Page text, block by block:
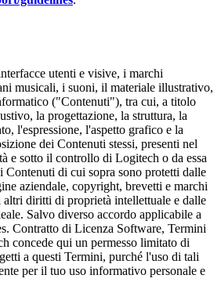
utenti e visive, i marchi
musicali, i suoni, il materiale illustrativo,
("Contenuti"), tra cui, a titolo
la progettazione, la struttura, la
l'espressione, l'aspetto grafico e la
dei Contenuti stessi, presenti nel
e sotto il controllo di Logitech o da essa
Contenuti di cui sopra sono protetti dalle
aziendale, copyright, brevetti e marchi
diritti di proprietà intellettuale e dalle
Salvo diverso accordo applicabile a
Contratto di Licenza Software, Termini
concede qui un permesso limitato di
a questi Termini, purché l'uso di tali
per il tuo uso informativo personale e